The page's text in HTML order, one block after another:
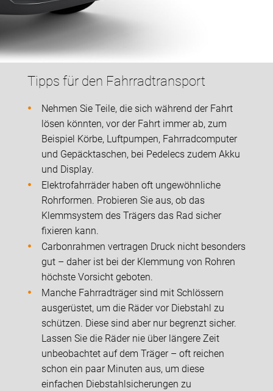
Tipps für den Fahrradtransport
Nehmen Sie Teile, die sich während der Fahrt
lösen könnten, vor der Fahrt immer ab, zum
Beispiel Körbe, Luftpumpen, Fahrradcomputer
und Gepäcktaschen, bei Pedelecs zudem Akku
und Display.
Elektrofahrräder haben oft ungewöhnliche
Rohrformen. Probieren Sie aus, ob das
Klemmsystem des Trägers das Rad sicher
fixieren kann.
Carbonrahmen vertragen Druck nicht besonders
gut – daher ist bei der Klemmung von Rohren
höchste Vorsicht geboten.
Manche Fahrradträger sind mit Schlössern
ausgerüstet, um die Räder vor Diebstahl zu
schützen. Diese sind aber nur begrenzt sicher.
Lassen Sie die Räder nie über längere Zeit
unbeobachtet auf dem Träger – oft reichen
schon ein paar Minuten aus, um diese
einfachen Diebstahlsicherungen zu